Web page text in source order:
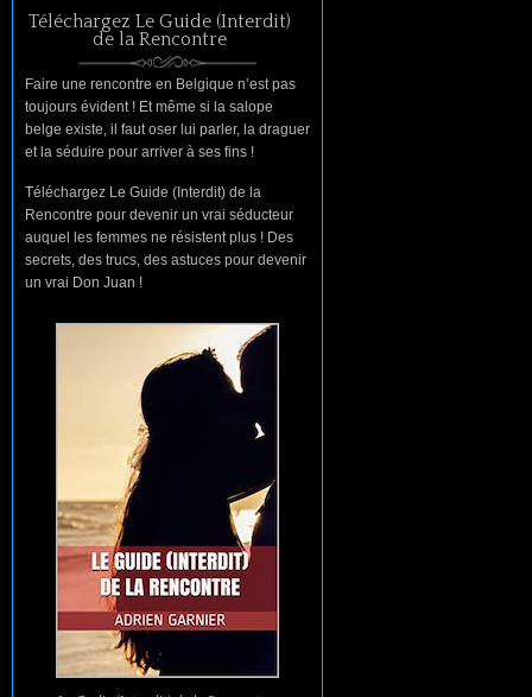
Téléchargez Le Guide (Interdit)
de la Rencontre
Faire une rencontre en Belgique n’est pas
toujours évident ! Et même si la salope
belge existe, il faut oser lui parler, la draguer
et la séduire pour arriver à ses fins !
Téléchargez Le Guide (Interdit) de la
Rencontre pour devenir un vrai séducteur
auquel les femmes ne résistent plus ! Des
secrets, des trucs, des astuces pour devenir
un vrai Don Juan !